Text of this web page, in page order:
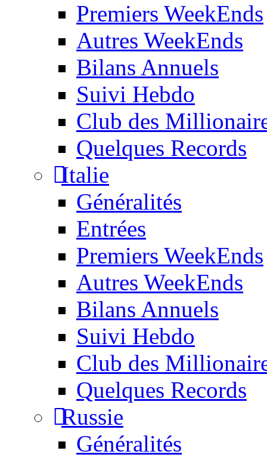
Premiers WeekEnds
Autres WeekEnds
Bilans Annuels
Suivi Hebdo
Club des
Quelques Records
Italie
Généralités
Entrées
Premiers WeekEnds
Autres WeekEnds
Bilans Annuels
Suivi Hebdo
Club des
Quelques Records
Russie
Généralités